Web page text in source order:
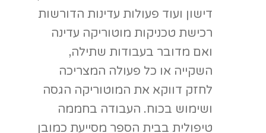
מוכר מאוד גם במדינות שונות
בעולם ומסייע להרבה מאוד נגמלים
לצלוח את תהליך הגמילה ולסגל
לעצמם אורח חיים בריא ועשיר.
התהליכים השונים אשר עוברים
המטופלים בתוך המסגרת מסייעים
להם לקבל את היתרונות שיש